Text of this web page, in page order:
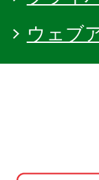
ウェブ